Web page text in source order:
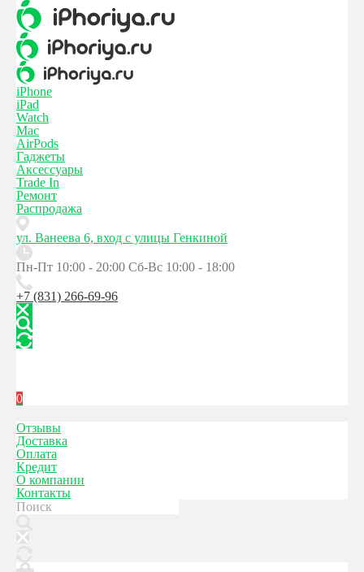
iPhone
iPad
Watch
Mac
AirPods
Гаджеты
Аксессуары
Trade In
Ремонт
Распродажа
ул. Ванеева 6, вход с улицы Генкиной
Пн-Пт 10:00 - 20:00 Сб-Вс 10:00 - 18:00
+7 (831) 266-69-96
0
Отзывы
Доставка
Оплата
Кредит
О компании
Контакты